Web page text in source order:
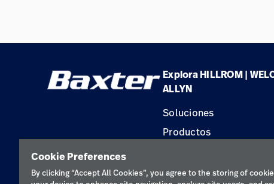
Explora HILLROM |
ALLYN
Soluciones
Productos
Conocimientos
Cookie Preferences
By clicking “Accept All Cookies”, you agree to the storing of